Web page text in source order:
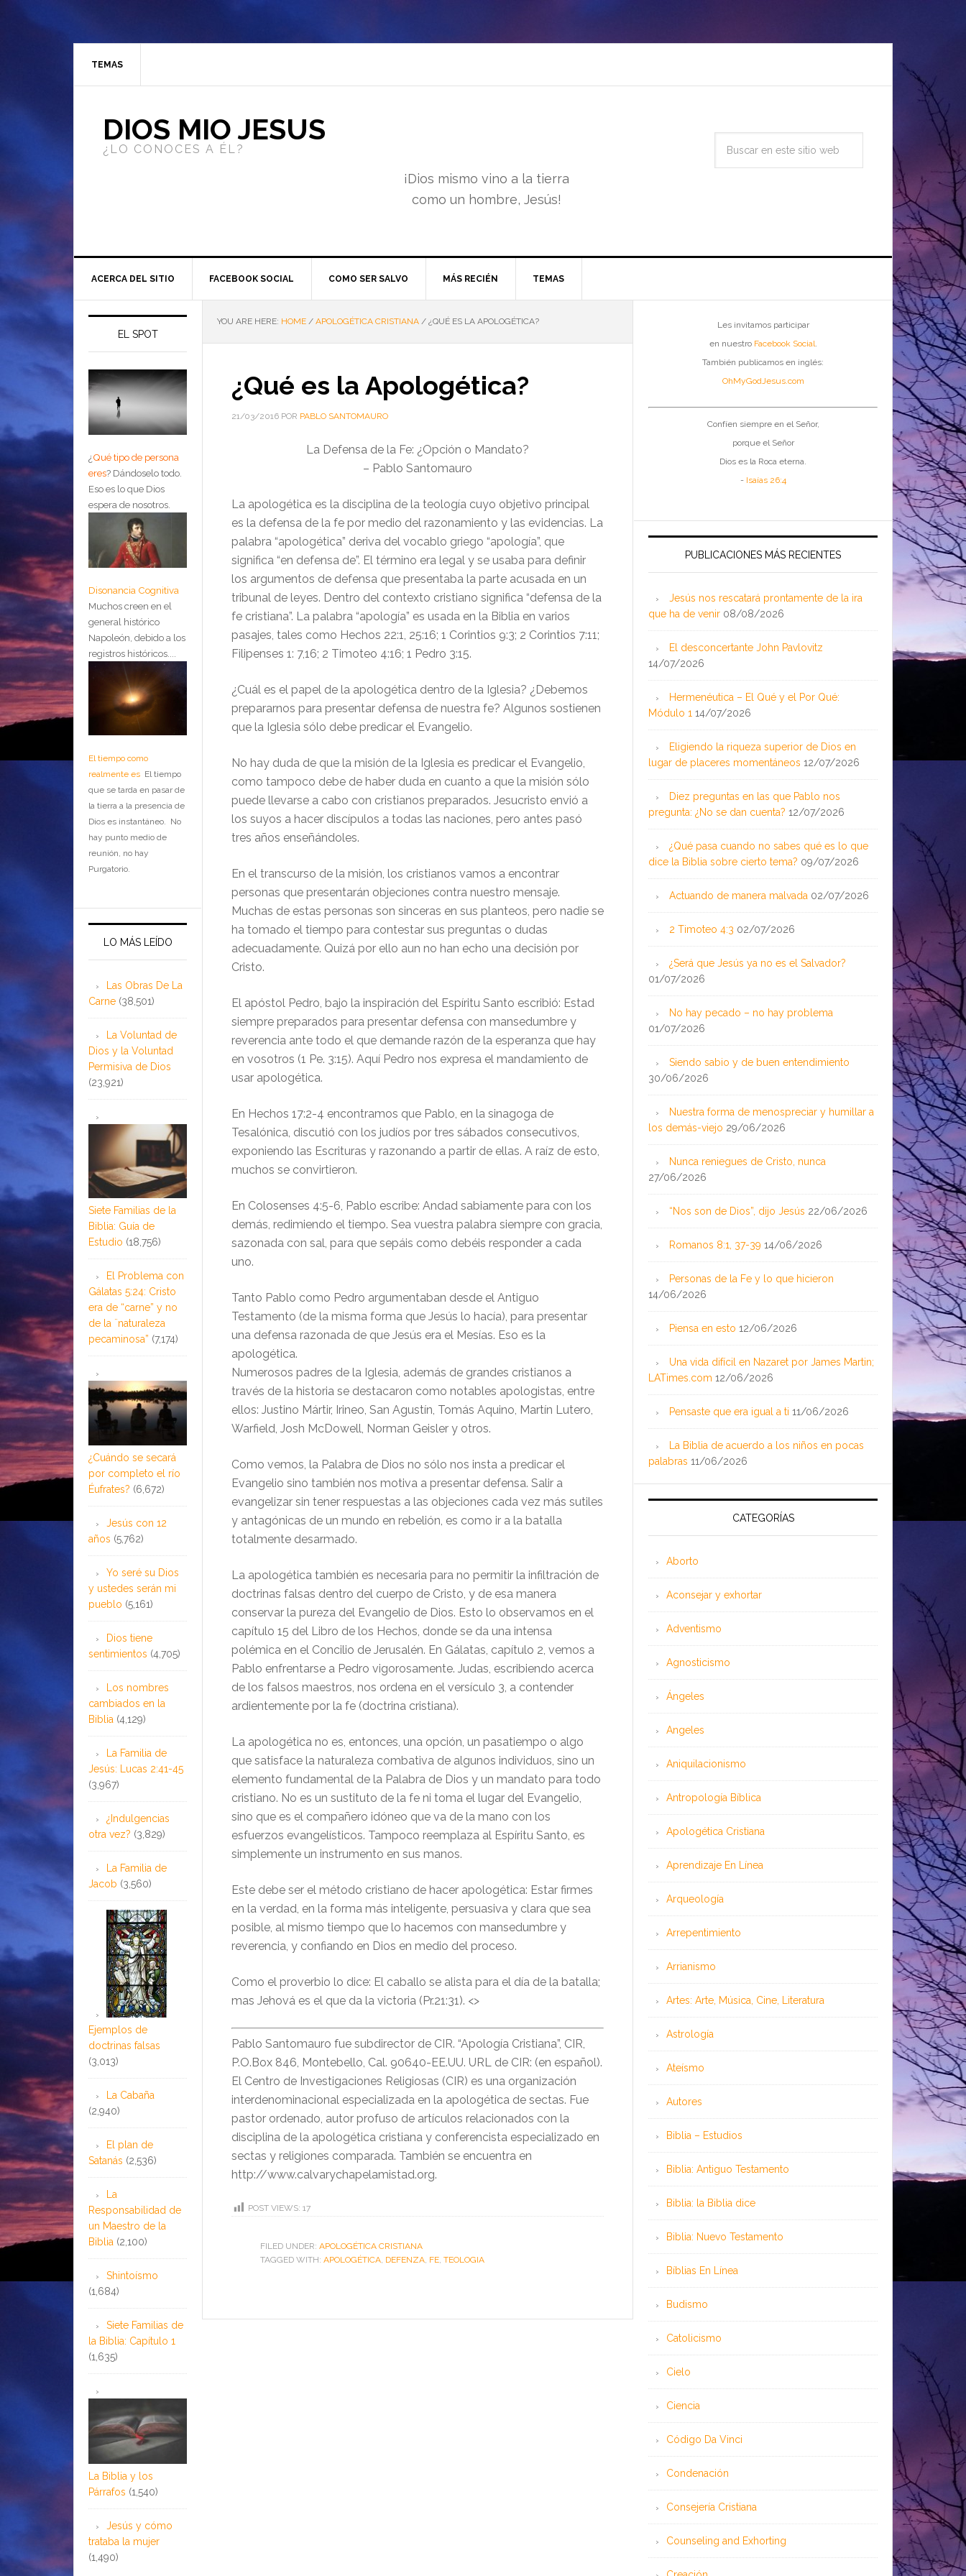
TEMAS
DIOS MIO JESUS
¿LO CONOCES A ÉL?
¡Dios mismo vino a la tierra
como un hombre, Jesús!
ACERCA DEL SITIO FACEBOOK SOCIAL COMO SER SALVO MÁS RECIÉN TEMAS
YOU ARE HERE: HOME / APOLOGÉTICA CRISTIANA / ¿QUÉ ES LA APOLOGÉTICA?
¿Qué es la Apologética?
21/03/2016 POR PABLO SANTOMAURO
La Defensa de la Fe: ¿Opción o Mandato?
– Pablo Santomauro
La apologética es la disciplina de la teología cuyo objetivo principal
es la defensa de la fe por medio del razonamiento y las evidencias. La
palabra “apologética” deriva del vocablo griego “apología”, que
significa “en defensa de”. El término era legal y se usaba para definir
los argumentos de defensa que presentaba la parte acusada en un
tribunal de leyes. Dentro del contexto cristiano significa “defensa de la
fe cristiana”. La palabra “apología” es usada en la Biblia en varios
pasajes, tales como Hechos 22:1, 25:16; 1 Corintios 9:3; 2 Corintios 7:11;
Filipenses 1: 7,16; 2 Timoteo 4:16; 1 Pedro 3:15.
¿Cuál es el papel de la apologética dentro de la Iglesia? ¿Debemos
prepararnos para presentar defensa de nuestra fe? Algunos sostienen
que la Iglesia sólo debe predicar el Evangelio.
No hay duda de que la misión de la Iglesia es predicar el Evangelio,
como tampoco debe de haber duda en cuanto a que la misión sólo
puede llevarse a cabo con cristianos preparados. Jesucristo envió a
los suyos a hacer discípulos a todas las naciones, pero antes pasó
tres años enseñándoles.
En el transcurso de la misión, los cristianos vamos a encontrar
personas que presentarán objeciones contra nuestro mensaje.
Muchas de estas personas son sinceras en sus planteos, pero nadie se
ha tomado el tiempo para contestar sus preguntas o dudas
adecuadamente. Quizá por ello aun no han echo una decisión por
Cristo.
El apóstol Pedro, bajo la inspiración del Espíritu Santo escribió: Estad
siempre preparados para presentar defensa con mansedumbre y
reverencia ante todo el que demande razón de la esperanza que hay
en vosotros (1 Pe. 3:15). Aquí Pedro nos expresa el mandamiento de
usar apologética.
En Hechos 17:2-4 encontramos que Pablo, en la sinagoga de
Tesalónica, discutió con los judíos por tres sábados consecutivos,
exponiendo las Escrituras y razonando a partir de ellas. A raíz de esto,
muchos se convirtieron.
En Colosenses 4:5-6, Pablo escribe: Andad sabiamente para con los
demás, redimiendo el tiempo. Sea vuestra palabra siempre con gracia,
sazonada con sal, para que sepáis como debéis responder a cada
uno.
Tanto Pablo como Pedro argumentaban desde el Antiguo
Testamento (de la misma forma que Jesús lo hacía), para presentar
una defensa razonada de que Jesús era el Mesías. Eso es la
apologética.
Numerosos padres de la Iglesia, además de grandes cristianos a
través de la historia se destacaron como notables apologistas, entre
ellos: Justino Mártir, Irineo, San Agustín, Tomás Aquino, Martín Lutero,
Warfield, Josh McDowell, Norman Geisler y otros.
Como vemos, la Palabra de Dios no sólo nos insta a predicar el
Evangelio sino también nos motiva a presentar defensa. Salir a
evangelizar sin tener respuestas a las objeciones cada vez más sutiles
y antagónicas de un mundo en rebelión, es como ir a la batalla
totalmente desarmado.
La apologética también es necesaria para no permitir la infiltración de
doctrinas falsas dentro del cuerpo de Cristo, y de esa manera
conservar la pureza del Evangelio de Dios. Esto lo observamos en el
capítulo 15 del Libro de los Hechos, donde se da una intensa
polémica en el Concilio de Jerusalén. En Gálatas, capítulo 2, vemos a
Pablo enfrentarse a Pedro vigorosamente. Judas, escribiendo acerca
de los falsos maestros, nos ordena en el versículo 3, a contender
ardientemente por la fe (doctrina cristiana).
La apologética no es, entonces, una opción, un pasatiempo o algo
que satisface la naturaleza combativa de algunos individuos, sino un
elemento fundamental de la Palabra de Dios y un mandato para todo
cristiano. No es un sustituto de la fe ni toma el lugar del Evangelio,
sino que es el compañero idóneo que va de la mano con los
esfuerzos evangelísticos. Tampoco reemplaza al Espíritu Santo, es
simplemente un instrumento en sus manos.
Este debe ser el método cristiano de hacer apologética: Estar firmes
en la verdad, en la forma más inteligente, persuasiva y clara que sea
posible, al mismo tiempo que lo hacemos con mansedumbre y
reverencia, y confiando en Dios en medio del proceso.
Como el proverbio lo dice: El caballo se alista para el día de la batalla;
mas Jehová es el que da la victoria (Pr.21:31). <>
Pablo Santomauro fue subdirector de CIR. “Apología Cristiana”, CIR,
P.O.Box 846, Montebello, Cal. 90640-EE.UU. URL de CIR: (en español).
El Centro de Investigaciones Religiosas (CIR) es una organización
interdenominacional especializada en la apologética de sectas. Fue
pastor ordenado, autor profuso de artículos relacionados con la
disciplina de la apologética cristiana y conferencista especializado en
sectas y religiones comparada. También se encuentra en
http://www.calvarychapelamistad.org.
POST VIEWS: 17
FILED UNDER: APOLOGÉTICA CRISTIANA
TAGGED WITH: APOLOGÉTICA, DEFENZA, FE, TEOLOGIA
Les invitamos participar
en nuestro Facebook Social.
También publicamos en inglés:
OhMyGodJesus.com
Confíen siempre en el Señor,
porque el Señor
Dios es la Roca eterna.
- Isaías 26:4
PUBLICACIONES MÁS RECIENTES
Jesús nos rescatará prontamente de la ira
que ha de venir 08/08/2026
El desconcertante John Pavlovitz
14/07/2026
Hermenéutica – El Qué y el Por Qué:
Módulo 1 14/07/2026
Eligiendo la riqueza superior de Dios en
lugar de placeres momentáneos 12/07/2026
Diez preguntas en las que Pablo nos
pregunta: ¿No se dan cuenta? 12/07/2026
¿Qué pasa cuando no sabes qué es lo que
dice la Biblia sobre cierto tema? 09/07/2026
Actuando de manera malvada 02/07/2026
2 Timoteo 4:3 02/07/2026
¿Será que Jesús ya no es el Salvador?
01/07/2026
No hay pecado – no hay problema
01/07/2026
Siendo sabio y de buen entendimiento
30/06/2026
Nuestra forma de menospreciar y humillar a
los demás-viejo 29/06/2026
Nunca reniegues de Cristo, nunca
27/06/2026
“Nos son de Dios”, dijo Jesús 22/06/2026
Romanos 8:1, 37-39 14/06/2026
Personas de la Fe y lo que hicieron
14/06/2026
Piensa en esto 12/06/2026
Una vida difícil en Nazaret por James Martin;
LATimes.com 12/06/2026
Pensaste que era igual a ti 11/06/2026
La Biblia de acuerdo a los niños en pocas
palabras 11/06/2026
CATEGORÍAS
Aborto
Aconsejar y exhortar
Adventismo
Agnosticismo
Ángeles
Angeles
Aniquilacionismo
Antropología Bíblica
Apologética Cristiana
Aprendizaje En Línea
Arqueología
Arrepentimiento
Arrianismo
Artes: Arte, Música, Cine, Literatura
Astrología
Ateísmo
Autores
Biblia – Estudios
Biblia: Antiguo Testamento
Biblia: la Biblia dice
Biblia: Nuevo Testamento
Bíblias En Línea
Budismo
Catolicismo
Cielo
Ciencia
Código Da Vinci
Condenación
Consejería Cristiana
Counseling and Exhorting
EL SPOT
¿Qué tipo de persona
eres? Dándoselo todo.
Eso es lo que Dios
espera de nosotros.
Disonancia Cognitiva
Muchos creen en el
general histórico
Napoleón, debido a los
registros históricos....
El tiempo como
realmente es El tiempo
que se tarda en pasar de
la tierra a la presencia de
Dios es instantáneo. No
hay punto medio de
reunión, no hay
Purgatorio.
LO MÁS LEÍDO
Las Obras De La
Carne (38,501)
La Voluntad de
Dios y la Voluntad
Permisiva de Dios
(23,921)
Siete Familias de la
Biblia: Guía de
Estudio (18,756)
El Problema con
Gálatas 5:24: Cristo
era de “carne” y no
de la ¨naturaleza
pecaminosa” (7,174)
¿Cuándo se secará
por completo el río
Éufrates? (6,672)
Jesús con 12
años (5,762)
Yo seré su Dios
y ustedes serán mi
pueblo (5,161)
Dios tiene
sentimientos (4,705)
Los nombres
cambiados en la
Biblia (4,129)
La Familia de
Jesús: Lucas 2:41-45
(3,967)
¿Indulgencias
otra vez? (3,829)
La Familia de
Jacob (3,560)
Ejemplos de
doctrinas falsas
(3,013)
La Cabaña
(2,940)
El plan de
Satanás (2,536)
La
Responsabilidad de
un Maestro de la
Biblia (2,100)
Shintoísmo
(1,684)
Siete Familias de
la Biblia: Capítulo 1
(1,635)
La Biblia y los
Párrafos (1,540)
Jesús y cómo
trataba la mujer
(1,490)